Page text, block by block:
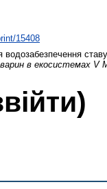
15408
водозабезпечення
в екосистемах V